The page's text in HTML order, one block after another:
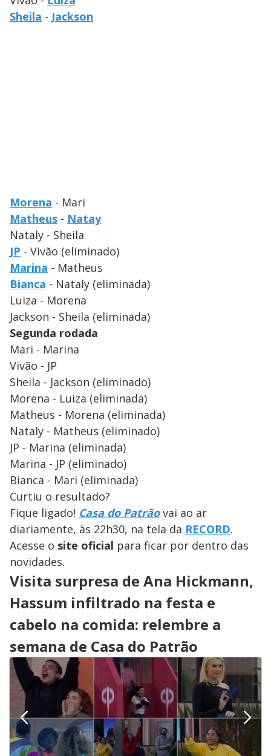
Sheila - Jackson
Morena - Mari
Matheus - Natay
Nataly - Sheila
JP - Vivão (eliminado)
Marina - Matheus
Bianca - Nataly (eliminada)
Luiza - Morena
Jackson - Sheila (eliminada)
Segunda rodada
Mari - Marina
Vivão - JP
Sheila - Jackson (eliminado)
Morena - Luiza (eliminada)
Matheus - Morena (eliminada)
Nataly - Matheus (eliminado)
JP - Marina (eliminada)
Marina - JP (eliminado)
Bianca - Mari (eliminada)
Curtiu o resultado?
Fique ligado! Casa do Patrãovai ao ar
diariamente, às 22h30, na tela da RECORD.
Acesse o site oficial para ficar por dentro das
novidades.
Visita surpresa de Ana Hickmann,
Hassum infiltrado na festa e
cabelo na comida: relembre a
semana de Casa do Patrão